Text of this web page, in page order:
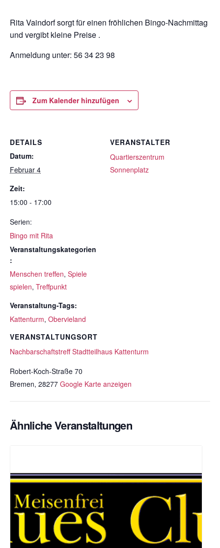
Rita Vaindorf sorgt für einen fröhlichen Bingo-Nachmittag
und vergibt kleine Preise .
Anmeldung unter: 56 34 23 98
Zum Kalender hinzufügen
DETAILS
Datum:
Februar 4
Zeit:
15:00 - 17:00
Serien:
Bingo mit Rita
Veranstaltungskategorien
:
Menschen treffen, Spiele
spielen, Treffpunkt
Veranstaltung-Tags:
Kattenturm, Obervieland
VERANSTALTUNGSORT
Nachbarschaftstreff Stadtteilhaus Kattenturm
Robert-Koch-Straße 70
Bremen, 28277 Google Karte anzeigen
VERANSTALTER
Quartierszentrum
Sonnenplatz
Ähnliche Veranstaltungen